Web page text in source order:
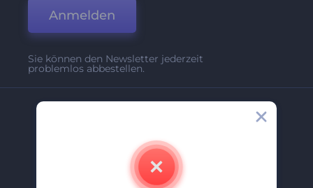
Anmelden
Sie können den Newsletter jederzeit
problemlos abbestellen.